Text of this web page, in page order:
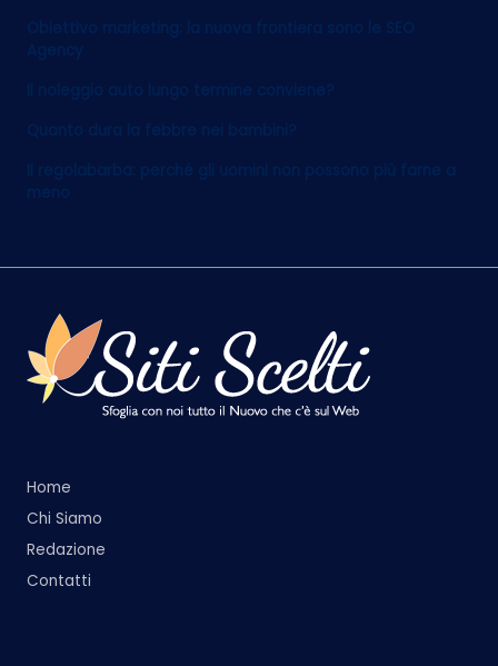
Obiettivo marketing: la nuova frontiera sono le SEO
Agency
Il noleggio auto lungo termine conviene?
Quanto dura la febbre nei bambini?
Il regolabarba: perché gli uomini non possono più farne a
meno
Home
Chi Siamo
Redazione
Contatti